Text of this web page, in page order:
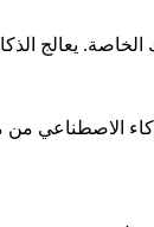
يعالج